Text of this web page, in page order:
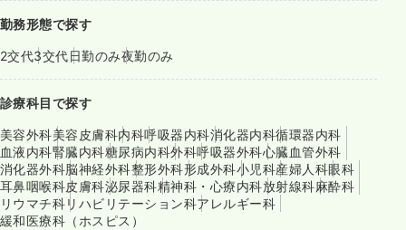
勤務形態で探す
2交代3交代日勤のみ夜勤のみ
診療科目で探す
美容外科美容皮膚科内科呼吸器内科消化器内科循環器内科
血液内科腎臓内科糖尿病内科外科呼吸器外科心臓血管外科
消化器外科脳神経外科整形外科形成外科小児科産婦人科眼科
耳鼻咽喉科皮膚科泌尿器科精神科・心療内科放射線科麻酔科
リウマチ科リハビリテーション科アレルギー科
緩和医療科（ホスピス）